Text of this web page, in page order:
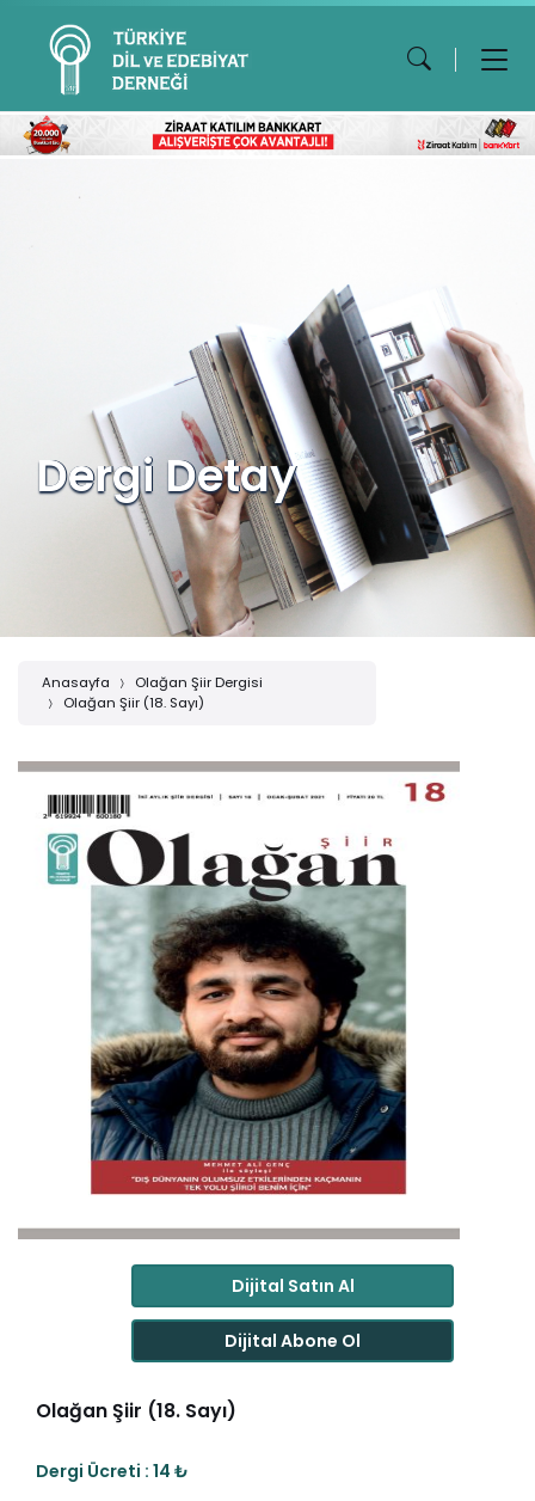
Dergi Detay
Anasayfa
Olağan Şiir Dergisi
Olağan Şiir (18. Sayı)
Dijital Satın Al
Dijital Abone Ol
Olağan Şiir (18. Sayı)
Dergi Ücreti : 14 ₺